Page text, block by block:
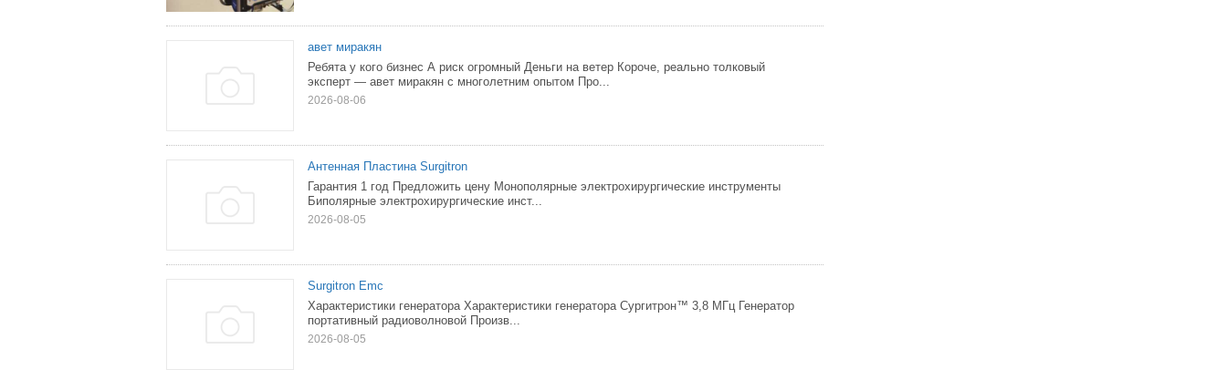
авет миракян
Ребята у кого бизнес А риск огромный Деньги на ветер Короче, реально толковый
эксперт — авет миракян с многолетним опытом Про...
2026-08-06
Антенная Пластина Surgitron
Гарантия 1 год Предложить цену Монополярные электрохирургические инструменты
Биполярные электрохирургические инст...
2026-08-05
Surgitron Emc
Характеристики генератора Характеристики генератора Сургитрон™ 3,8 МГц Генератор
портативный радиоволновой Произв...
2026-08-05